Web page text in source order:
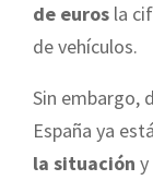
de euros la
de vehículos.
Sin embargo,
España ya
la situación